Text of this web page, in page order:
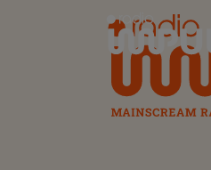
Radio Impuls